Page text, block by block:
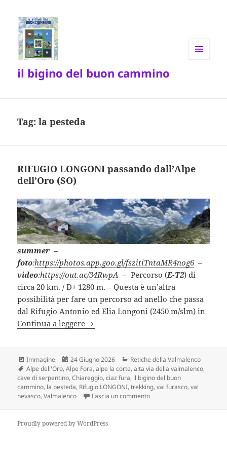
il bigino del buon cammino
Tag:la pesteda
RIFUGIO LONGONI passando dall’Alpe
dell’Oro (SO)
summer–
foto:https://photos.app.goo.gl/fszitiTntaMR4nog6–
video:https://out.ac/34RwpA – Percorso (E-T2) di
circa 20 km. / D+ 1280 m. – Questa è un’altra
possibilità per fare un percorso ad anello che passa
dal Rifugio Antonio ed Elia Longoni (2450 m/slm) in
Continua a leggere RIFUGIO LONGONI passando
Formato
Immagine
Scritto
il
24 Giugno 2026 Categorie
Retiche della Valmalenco
Tag
Alpe dell'Oro,Alpe Fora,alpe la corte,alta via della valmalenco,
cave di serpentino,Chiareggio,ciaz fura, il bigino del buon
cammino, la pesteda, Rifugio LONGONI,trekking,val furasco,val
nevasco,Valmalenco Lascia un commentosu RIFUGIO LONGONI
Proudly powered by WordPress